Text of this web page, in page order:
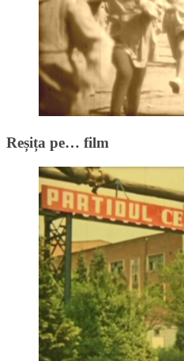
Reșița pe… film